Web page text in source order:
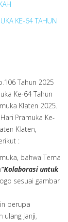
KE-64 TAHUN
Tahun 2025
Ke-64 Tahun
Klaten 2025.
Pramuka Ke-
Klaten,
:
bahwa Tema
“Kolaborasi untuk
sesuai gambar
berupa
ulang janji,